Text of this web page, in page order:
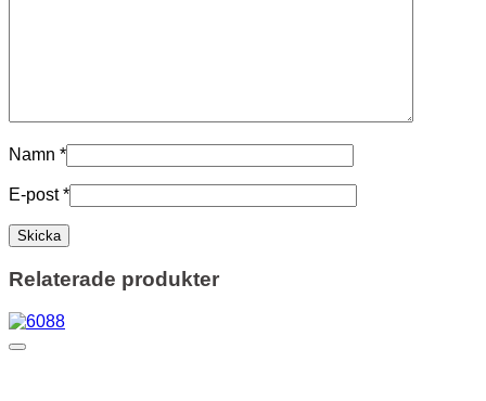
Namn *
E-post*
Relaterade produkter